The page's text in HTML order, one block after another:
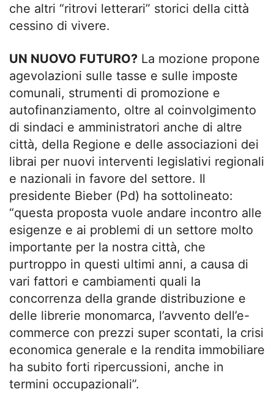
che altri “ritrovi letterari” storici della città
cessino di vivere.
UN NUOVO FUTURO? La mozione propone
agevolazioni sulle tasse e sulle imposte
comunali, strumenti di promozione e
autofinanziamento, oltre al coinvolgimento
di sindaci e amministratori anche di altre
città, della Regione e delle associazioni dei
librai per nuovi interventi legislativi regionali
e nazionali in favore del settore. Il
presidente Bieber (Pd) ha sottolineato:
“questa proposta vuole andare incontro alle
esigenze e ai problemi di un settore molto
importante per la nostra città, che
purtroppo in questi ultimi anni, a causa di
vari fattori e cambiamenti quali la
concorrenza della grande distribuzione e
delle librerie monomarca, l’avvento dell’e-
commerce con prezzi super scontati, la crisi
economica generale e la rendita immobiliare
ha subito forti ripercussioni, anche in
termini occupazionali”.